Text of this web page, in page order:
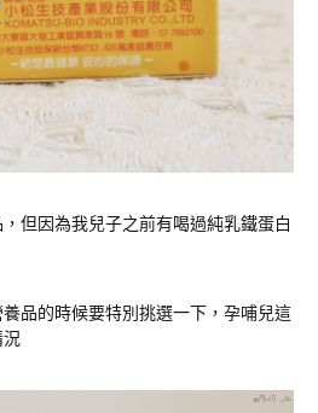
但因為我兒子之前有喝過純乳鐵蛋白
品的時候要特別挑選一下，孕哺兒這
況